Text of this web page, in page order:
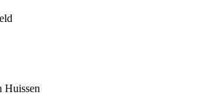
Huissen